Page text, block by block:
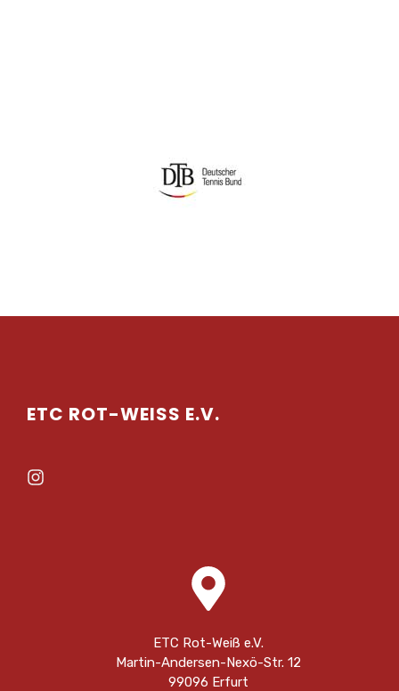
ETC ROT-WEISS E.V.
ETC Rot-Weiß e.V.
Martin-Andersen-Nexö-Str. 12
99096 Erfurt